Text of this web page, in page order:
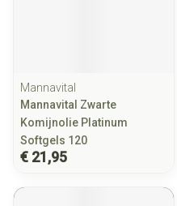
Mannavital
Mannavital Zwarte
Komijnolie Platinum
Softgels 120
€ 21,95